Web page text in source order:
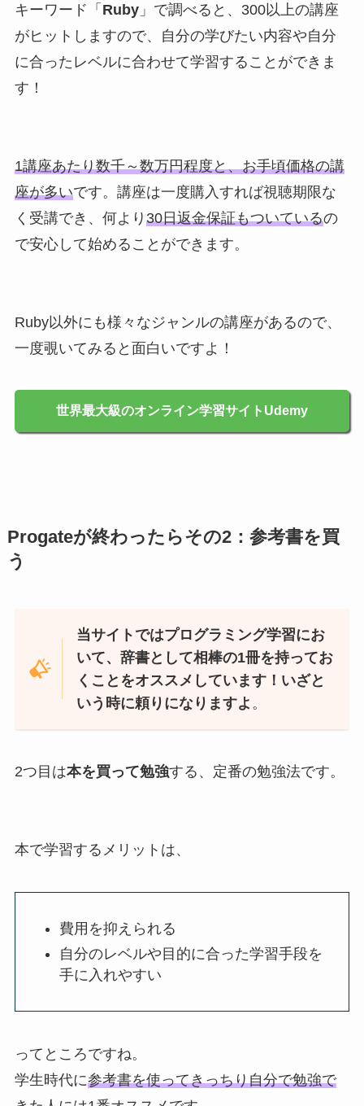
キーワード「 Ruby」で調べると、300以上の講座
がヒットしますので、自分の学びたい内容や自分
に合ったレベルに合わせて学習することができま
す！
1講座あたり数千～数万円程度と、お手頃価格の講
座が多いです。講座は一度購入すれば視聴期限な
く受講でき、何より 30日返金保証もついているの
で安心して始めることができます。
Ruby以外にも様々なジャンルの講座があるので、
一度覗いてみると面白いですよ！
世界最大級のオンライン学習サイトUdemy
Progateが終わったらその2：参考書を買
う
当サイトではプログラミング学習にお
いて、辞書として相棒の1冊を持ってお
くことをオススメしています！いざと
いう時に頼りになりますよ 。
2つ目は本を買って勉強する、定番の勉強法です。
本で学習するメリットは、
費用を抑えられる
自分のレベルや目的に合った学習手段を
手に入れやすい
ってところですね。
学生時代に参考書を使ってきっちり自分で勉強で